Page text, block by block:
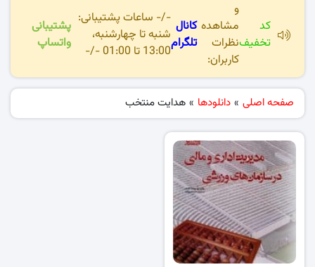
کد
تخفیف
و
مشاهده
نظرات
کاربران:
کانال
تلگرام
-/- ساعات پشتیبانی:
شنبه تا چهارشنبه،
13:00 تا 01:00 -/-
پشتیبانی
واتساپ
صفحه اصلی » دانلودها » هدایت منتخب